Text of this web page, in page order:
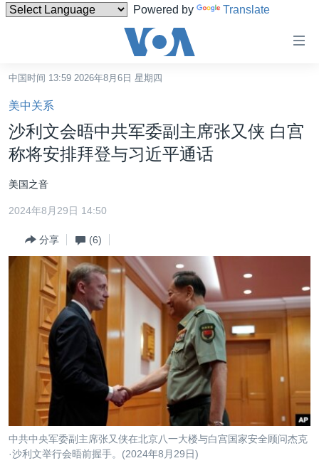
Powered by Translate
碍
链
接
跳
转
内
容
到
中国
最新国际新闻
印太
中东
欧洲
美洲
全球议题
分类新闻
经济·金融·贸易
人权·法律·宗教
科教·文娱·体健
劳工
环境
美中关系
热点专题
白宫要闻
国会报道
美中关系
美国建国250周年
埃博拉疫情
美国之音专访
VOA视频
VOA今日焦点
中文广播
关注我们
中国时间 13:59 2026年8月6日 星期四
美中关系
沙利文会晤中共军委副主席张又侠 白宫
称将安排拜登与习近平通话
美国之音
2024年8月29日 14:50
分享 (6)
中共中央军委副主席张又侠在北京八一大楼与白宫国家安全顾问杰克
·沙利文举行会晤前握手。(2024年8月29日)